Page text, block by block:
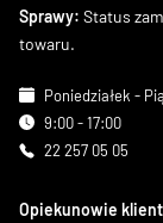
Sprawy: Status
towaru.
Poniedziałek -
9:00 - 17:00
22 257 05 05
Opiekunowie